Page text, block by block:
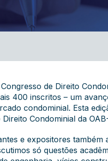
de Direito
400 inscritos – um
condominial. Esta
Direito Condominial da
e expositores
só questões